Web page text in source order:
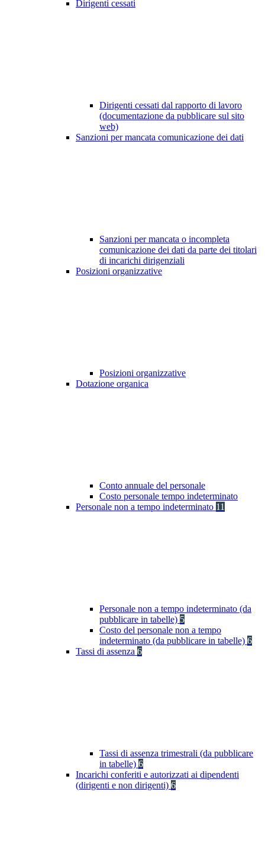
Dirigenti cessati
Dirigenti cessati dal rapporto di lavoro
(documentazione da pubblicare sul sito
web)
Sanzioni per mancata comunicazione dei dati
Sanzioni per mancata o incompleta
comunicazione dei dati da parte dei titolari
di incarichi dirigenziali
Posizioni organizzative
Posizioni organizzative
Dotazione organica
Conto annuale del personale
Costo personale tempo indeterminato
Personale non a tempo indeterminato 11
Personale non a tempo indeterminato (da
pubblicare in tabelle) 5
Costo del personale non a tempo
indeterminato (da pubblicare in tabelle) 6
Tassi di assenza 6
Tassi di assenza trimestrali (da pubblicare
in tabelle) 6
Incarichi conferiti e autorizzati ai dipendenti
(dirigenti e non dirigenti) 6